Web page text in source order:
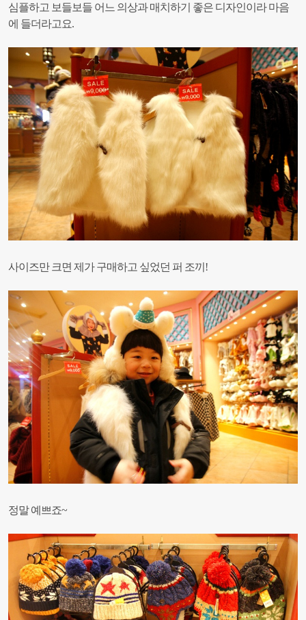
심플하고 보들보들 어느 의상과 매치하기 좋은 디자인이라 마음
에 들더라고요.
사이즈만 크면 제가 구매하고 싶었던 퍼 조끼!
정말 예쁘죠~